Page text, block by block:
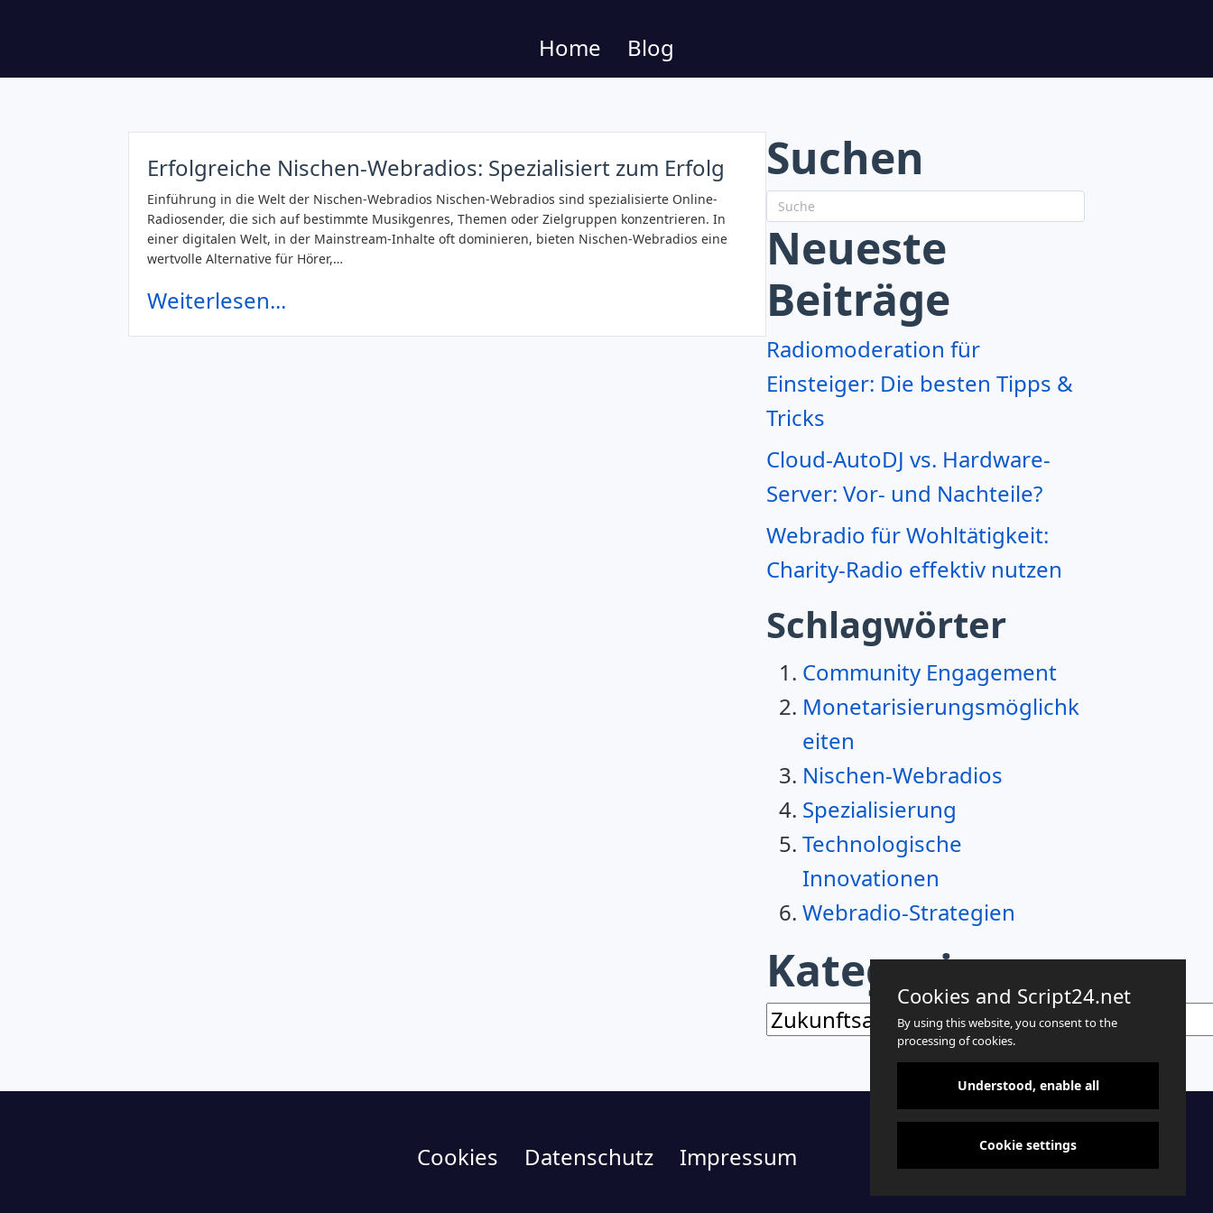
Home Blog
Erfolgreiche Nischen-Webradios: Spezialisiert zum Erfolg
Einführung in die Welt der Nischen-Webradios Nischen-Webradios sind spezialisierte Online-
Radiosender, die sich auf bestimmte Musikgenres, Themen oder Zielgruppen konzentrieren. In
einer digitalen Welt, in der Mainstream-Inhalte oft dominieren, bieten Nischen-Webradios eine
wertvolle Alternative für Hörer,…
Weiterlesen...
Suchen
Neueste
Beiträge
Radiomoderation für
Einsteiger: Die besten Tipps &
Tricks
Cloud-AutoDJ vs. Hardware-
Server: Vor- und Nachteile?
Webradio für Wohltätigkeit:
Charity-Radio effektiv nutzen
Schlagwörter
Community Engagement
Monetarisierungsmöglichk
eiten
Nischen-Webradios
Spezialisierung
Technologische
Innovationen
Webradio-Strategien
Kategorien
Kategorien
Cookies Datenschutz Impressum
Cookies and Script24.net
By using this website, you consent to the
processing of cookies.
Understood, enable all
Cookie settings